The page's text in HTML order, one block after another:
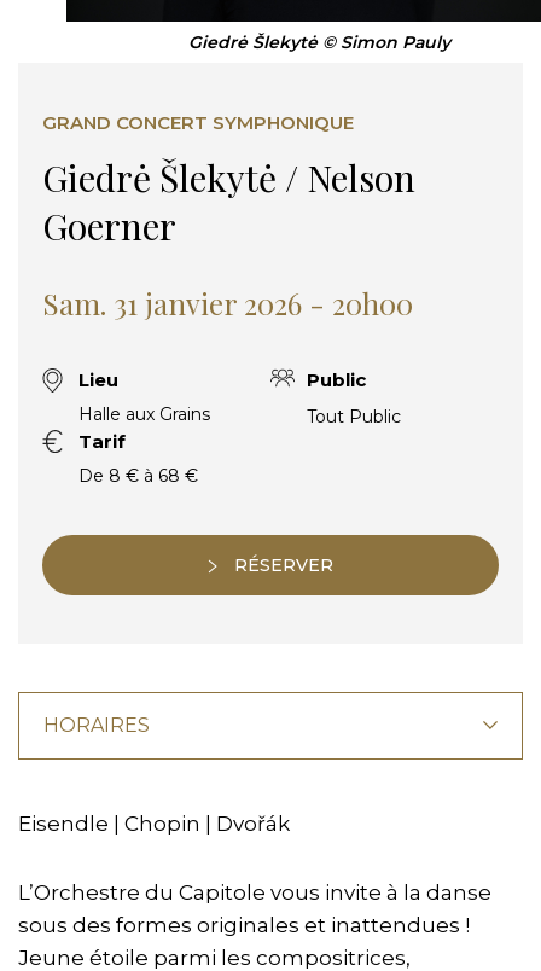
Giedrė Šlekytė © Simon Pauly
Giedrė Šlekytė / Nelson
Goerner
GRAND CONCERT SYMPHONIQUE
Sam. 31 janvier 2026 - 20h00
Lieu
Halle aux Grains
Public
Tout Public
Tarif
De 8 € à 68 €
RÉSERVER
HORAIRES
Eisendle | Chopin | Dvořák
L’Orchestre du Capitole vous invite à la danse
sous des formes originales et inattendues !
Jeune étoile parmi les compositrices,